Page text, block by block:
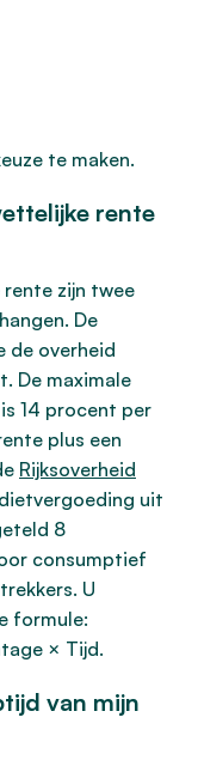
te maken.
rente
zijn twee
De
de overheid
De maximale
14 procent per
plus een
Rijksoverheid
uit
8
consumptief
U
formule:
× Tijd.
van mijn